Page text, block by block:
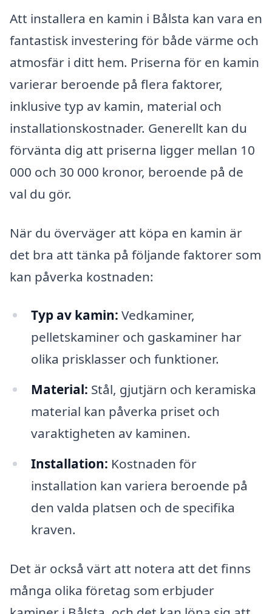
Att installera en kamin i Bålsta kan vara en
fantastisk investering för både värme och
atmosfär i ditt hem. Priserna för en kamin
varierar beroende på flera faktorer,
inklusive typ av kamin, material och
installationskostnader. Generellt kan du
förvänta dig att priserna ligger mellan 10
000 och 30 000 kronor, beroende på de
val du gör.
När du överväger att köpa en kamin är
det bra att tänka på följande faktorer som
kan påverka kostnaden:
Typ av kamin: Vedkaminer,
pelletskaminer och gaskaminer har
olika prisklasser och funktioner.
Material: Stål, gjutjärn och keramiska
material kan påverka priset och
varaktigheten av kaminen.
Installation: Kostnaden för
installation kan variera beroende på
den valda platsen och de specifika
kraven.
Det är också värt att notera att det finns
många olika företag som erbjuder